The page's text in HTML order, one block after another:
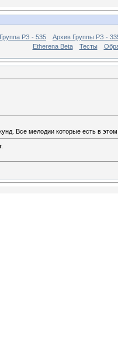
РЗ - 535
Архив Группы РЗ -
Etherena Beta
Тесты
Все мелодии которые есть в